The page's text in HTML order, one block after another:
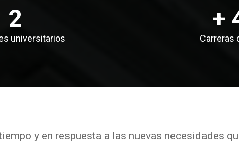
2
universitarios
+
Carreras
y en respuesta a las nuevas necesidades